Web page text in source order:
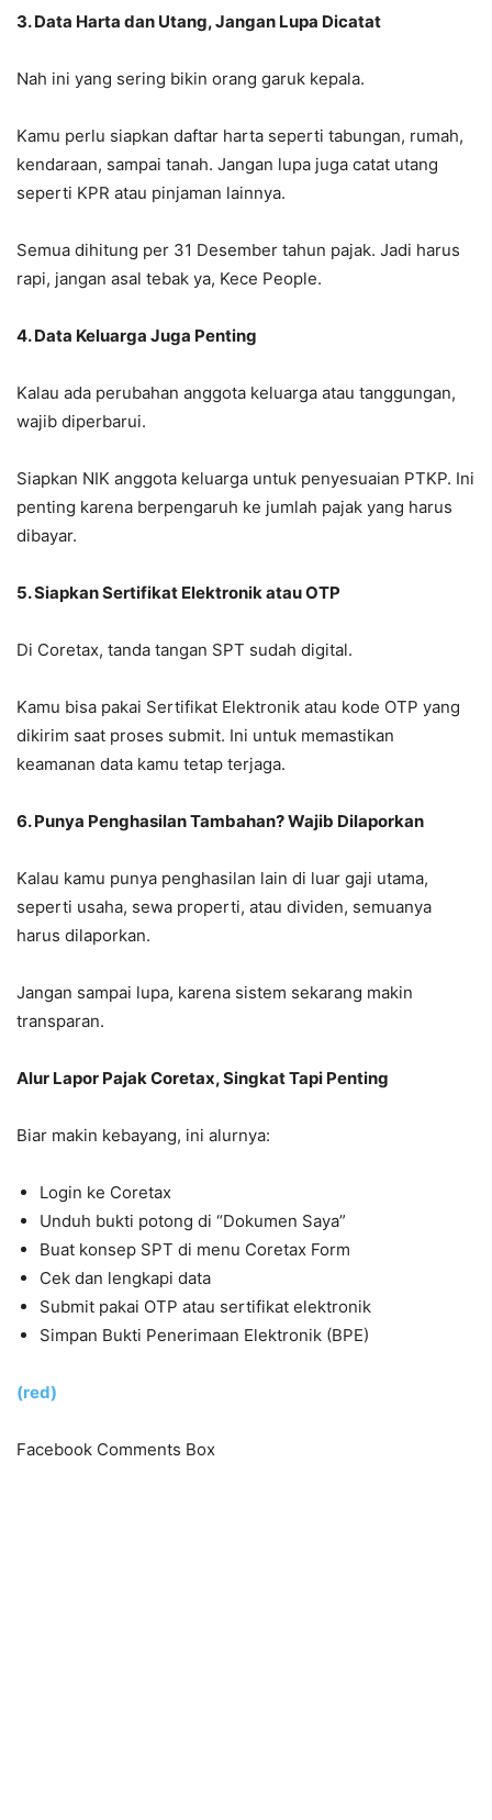
3. Data Harta dan Utang, Jangan Lupa Dicatat
Nah ini yang sering bikin orang garuk kepala.
Kamu perlu siapkan daftar harta seperti tabungan, rumah,
kendaraan, sampai tanah. Jangan lupa juga catat utang
seperti KPR atau pinjaman lainnya.
Semua dihitung per 31 Desember tahun pajak. Jadi harus
rapi, jangan asal tebak ya, Kece People.
4. Data Keluarga Juga Penting
Kalau ada perubahan anggota keluarga atau tanggungan,
wajib diperbarui.
Siapkan NIK anggota keluarga untuk penyesuaian PTKP. Ini
penting karena berpengaruh ke jumlah pajak yang harus
dibayar.
5. Siapkan Sertifikat Elektronik atau OTP
Di Coretax, tanda tangan SPT sudah digital.
Kamu bisa pakai Sertifikat Elektronik atau kode OTP yang
dikirim saat proses submit. Ini untuk memastikan
keamanan data kamu tetap terjaga.
6. Punya Penghasilan Tambahan? Wajib Dilaporkan
Kalau kamu punya penghasilan lain di luar gaji utama,
seperti usaha, sewa properti, atau dividen, semuanya
harus dilaporkan.
Jangan sampai lupa, karena sistem sekarang makin
transparan.
Alur Lapor Pajak Coretax, Singkat Tapi Penting
Biar makin kebayang, ini alurnya:
Login ke Coretax
Unduh bukti potong di “Dokumen Saya”
Buat konsep SPT di menu Coretax Form
Cek dan lengkapi data
Submit pakai OTP atau sertifikat elektronik
Simpan Bukti Penerimaan Elektronik (BPE)
(red)
Facebook Comments Box